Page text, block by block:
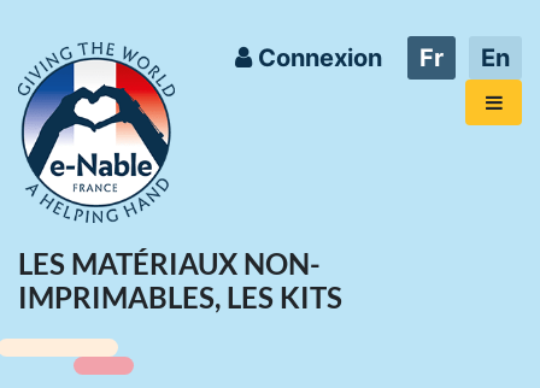
Connexion Fr En
LES MATÉRIAUX NON-
IMPRIMABLES, LES KITS